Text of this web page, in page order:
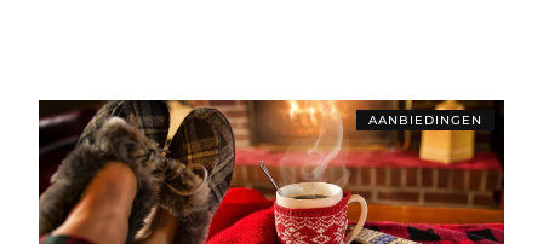
AANBIEDINGEN